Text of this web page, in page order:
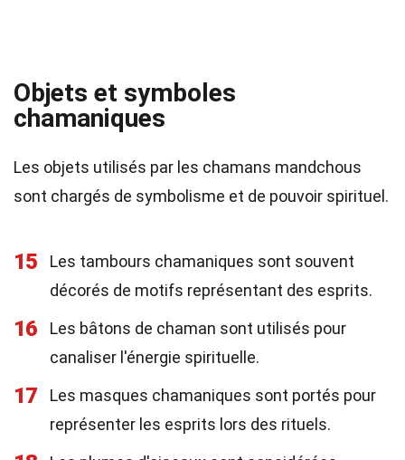
Objets et symboles
chamaniques
Les objets utilisés par les chamans mandchous
sont chargés de symbolisme et de pouvoir spirituel.
15
Les tambours chamaniques sont souvent
décorés de motifs représentant des esprits.
16
Les bâtons de chaman sont utilisés pour
canaliser l'énergie spirituelle.
17
Les masques chamaniques sont portés pour
représenter les esprits lors des rituels.